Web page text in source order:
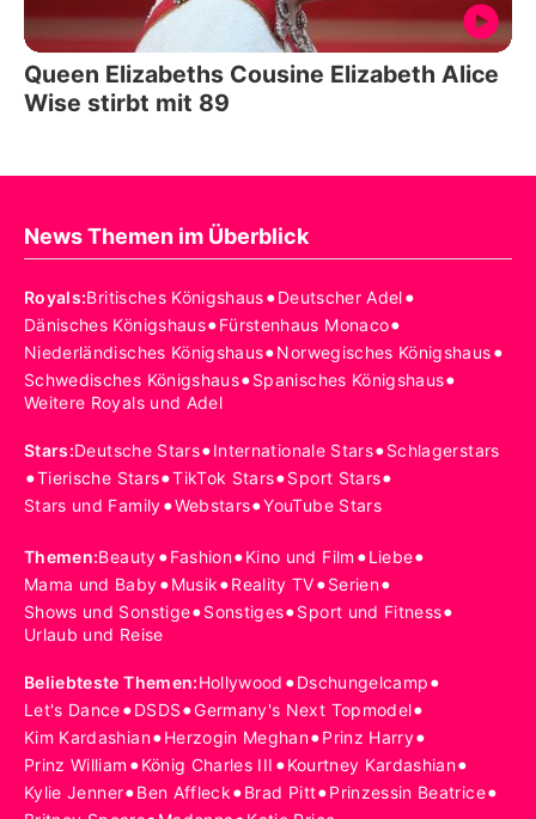
Queen Elizabeths Cousine Elizabeth Alice
Wise stirbt mit 89
News Themen im Überblick
Royals:Britisches Königshaus•Deutscher Adel•
Dänisches Königshaus•Fürstenhaus Monaco•
Niederländisches Königshaus•Norwegisches Königshaus•
Schwedisches Königshaus•Spanisches Königshaus•
Weitere Royals und Adel
Stars:Deutsche Stars•Internationale Stars•Schlagerstars
•Tierische Stars•TikTok Stars•Sport Stars•
Stars und Family•Webstars•YouTube Stars
Themen:Beauty•Fashion•Kino und Film •Liebe•
Mama und Baby•Musik•Reality TV•Serien•
Shows und Sonstige•Sonstiges•Sport und Fitness•
Urlaub und Reise
Beliebteste Themen:Hollywood •Dschungelcamp•
Let's Dance•DSDS•Germany's Next Topmodel•
Kim Kardashian•Herzogin Meghan•Prinz Harry•
Prinz William •König Charles III •Kourtney Kardashian•
Kylie Jenner•Ben Affleck•Brad Pitt•Prinzessin Beatrice•